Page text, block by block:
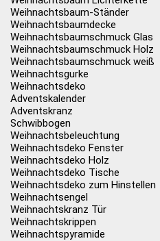
Weihnachtsbaum-Ständer
Weihnachtsbaumdecke
Weihnachtsbaumschmuck Glas
Weihnachtsbaumschmuck Holz
Weihnachtsbaumschmuck weiß
Weihnachtsgurke
Weihnachtsdeko
Adventskalender
Adventskranz
Schwibbogen
Weihnachtsbeleuchtung
Weihnachtsdeko Fenster
Weihnachtsdeko Holz
Weihnachtsdeko Tische
Weihnachtsdeko zum Hinstellen
Weihnachtsengel
Weihnachtskranz Tür
Weihnachtskrippen
Weihnachtspyramide